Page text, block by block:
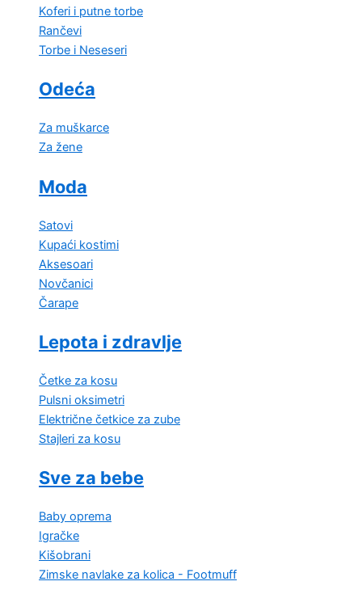
Koferi i putne torbe
Rančevi
Torbe i Neseseri
Odeća
Za muškarce
Za žene
Moda
Satovi
Kupaći kostimi
Aksesoari
Novčanici
Čarape
Lepota i zdravlje
Četke za kosu
Pulsni oksimetri
Električne četkice za zube
Stajleri za kosu
Sve za bebe
Baby oprema
Igračke
Kišobrani
Zimske navlake za kolica - Footmuff